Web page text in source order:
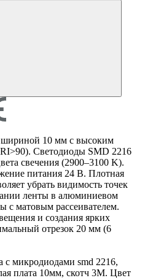
10 мм с высоким
Светодиоды SMD 2216
свечения (2900–3100 K).
питания 24 В. Плотная
убрать видимость точек
ленты в алюминиевом
с матовым рассеивателем.
и создания ярких
отрезок 20 мм (6
с микродиодами smd 2216,
плата 10мм, скотч 3М. Цвет